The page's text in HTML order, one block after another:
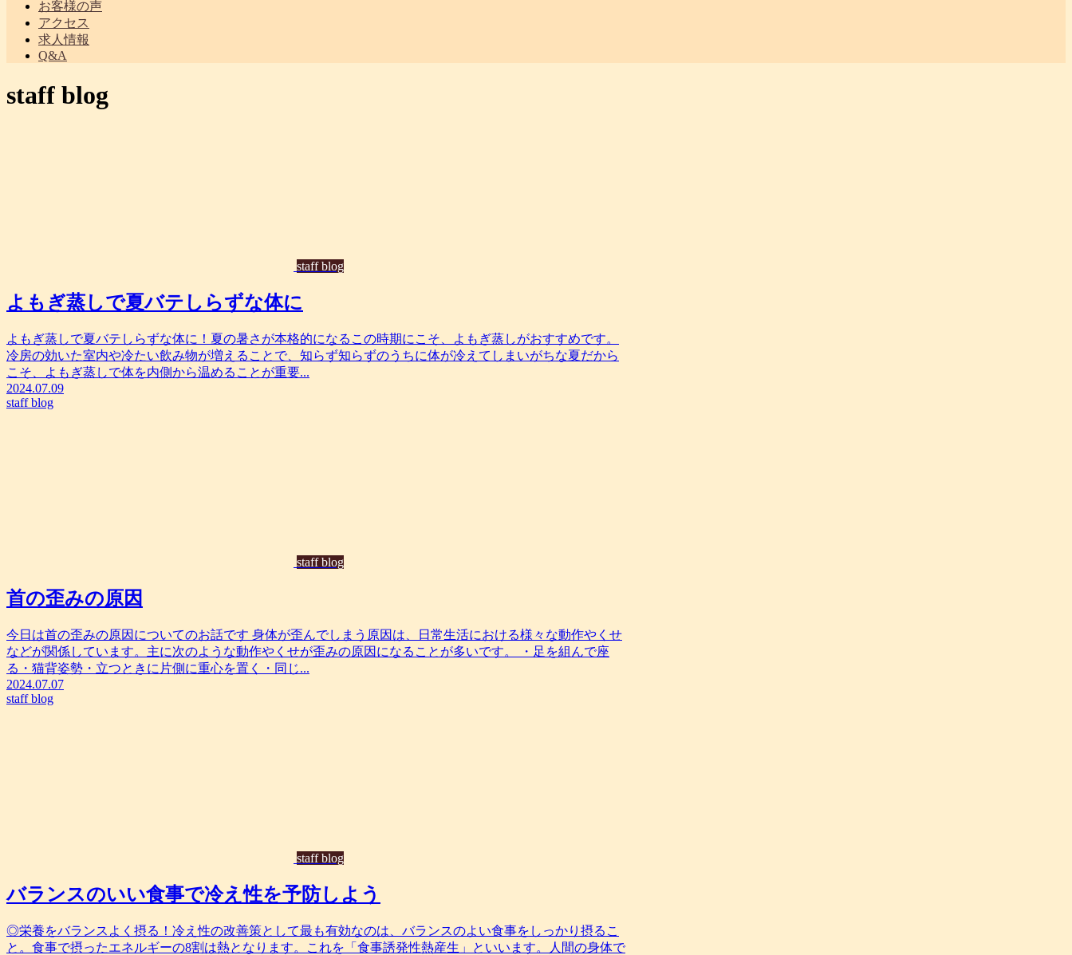
お客様の声
アクセス
求人情報
Q&A
staff blog
staff blog
よもぎ蒸しで夏バテしらずな体に
よもぎ蒸しで夏バテしらずな体に！夏の暑さが本格的になるこの時期にこそ、よもぎ蒸しがおすすめです。
冷房の効いた室内や冷たい飲み物が増えることで、知らず知らずのうちに体が冷えてしまいがちな夏だから
こそ、よもぎ蒸しで体を内側から温めることが重要...
2024.07.09
staff blog
staff blog
首の歪みの原因
今日は首の歪みの原因についてのお話です 身体が歪んでしまう原因は、日常生活における様々な動作やくせ
などが関係しています。主に次のような動作やくせが歪みの原因になることが多いです。 ・足を組んで座
る・猫背姿勢・立つときに片側に重心を置く・同じ...
2024.07.07
staff blog
staff blog
バランスのいい食事で冷え性を予防しよう
◎栄養をバランスよく摂る！冷え性の改善策として最も有効なのは、バランスのよい食事をしっかり摂るこ
と。食事で摂ったエネルギーの8割は熱となります。これを「食事誘発性熱産生」といいます。人間の身体で